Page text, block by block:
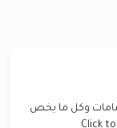
وكل ما يخص